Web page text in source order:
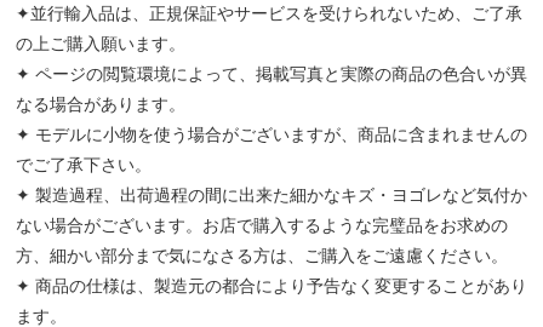
✦並行輸入品は、正規保証やサービスを受けられないため、ご了承
の上ご購入願います。
✦ ページの閲覧環境によって、掲載写真と実際の商品の色合いが異
なる場合があります。
✦ モデルに小物を使う場合がございますが、商品に含まれませんの
でご了承下さい。
✦ 製造過程、出荷過程の間に出来た細かなキズ・ヨゴレなど気付か
ない場合がございます。お店で購入するような完璧品をお求めの
方、細かい部分まで気になさる方は、ご購入をご遠慮ください。
✦ 商品の仕様は、製造元の都合により予告なく変更することがあり
ます。